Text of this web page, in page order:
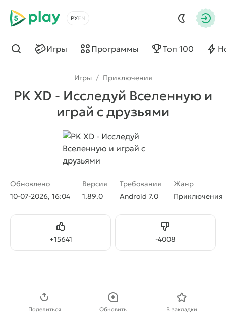
5play
Выбрать язык
Игры Программы Топ 100
Найти
Игры / Приключения
PK XD - Исследуй Вселенную и
играй с друзьями
Обновлено
10-07-2026, 16:04
Версия
1.89.0
Требования
Android 7.0
Жанр
Приключения
+15641
Нравится -4008
Не нравится
Поделиться Обновить В закладки